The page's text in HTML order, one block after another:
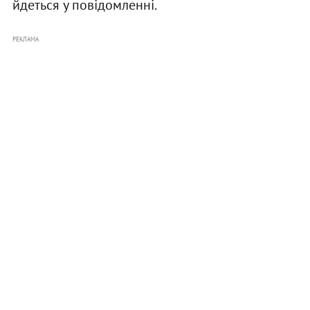
йдеться у повідомленні.
РЕКЛАМА